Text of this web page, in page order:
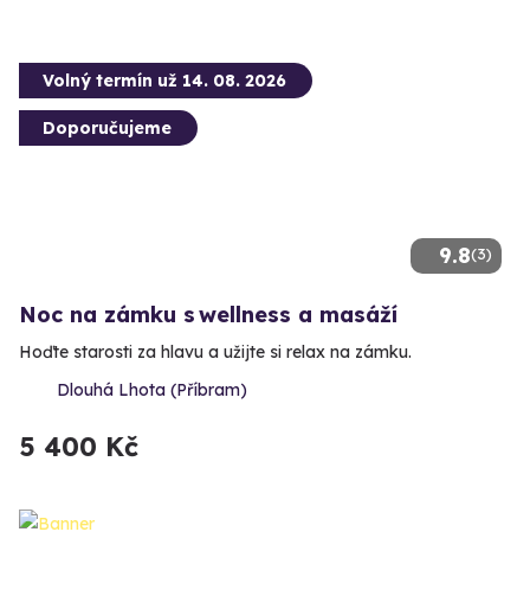
9.8(3)
Volný termín už 14. 08. 2026
Doporučujeme
Noc na zámku s wellness a masáží
Hoďte starosti za hlavu a užijte si relax na zámku.
Dlouhá Lhota (Příbram)
5 400 Kč